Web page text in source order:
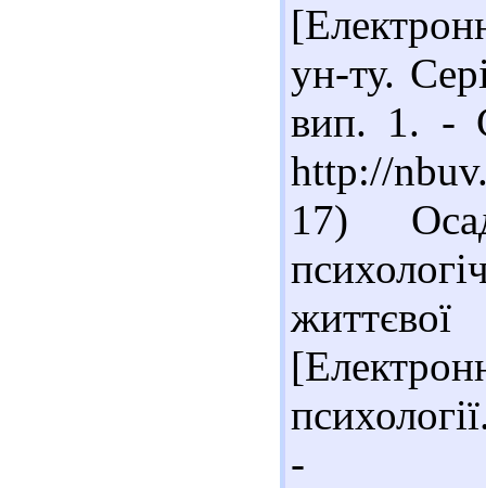
ун-ту.
вип. 1. -
http://
17)
життєвої
-